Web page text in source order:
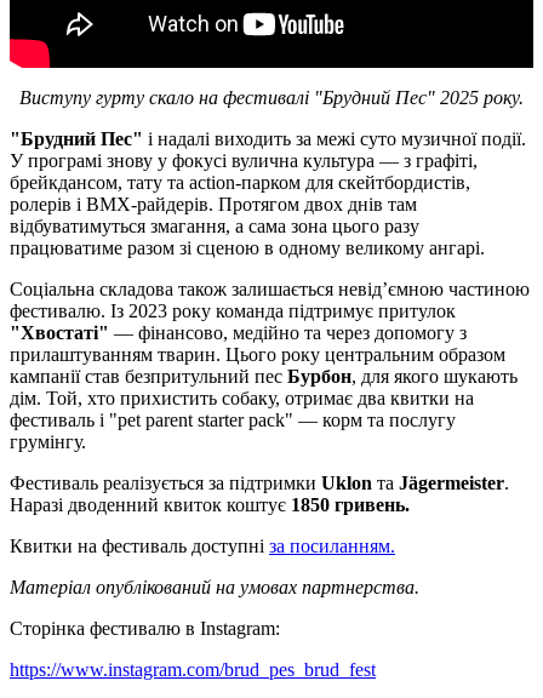
Виступу гурту скало на фестивалі "Брудний Пес" 2025 року.
"Брудний Пес" і надалі виходить за межі суто музичної події.
У програмі знову у фокусі вулична культура — з графіті,
брейкдансом, тату та action-парком для скейтбордистів,
ролерів і BMX-райдерів. Протягом двох днів там
відбуватимуться змагання, а сама зона цього разу
працюватиме разом зі сценою в одному великому ангарі.
Соціальна складова також залишається невідʼємною частиною
фестивалю. Із 2023 року команда підтримує притулок
"Хвостаті" — фінансово, медійно та через допомогу з
прилаштуванням тварин. Цього року центральним образом
кампанії став безпритульний пес Бурбон, для якого шукають
дім. Той, хто прихистить собаку, отримає два квитки на
фестиваль і "pet parent starter pack" — корм та послугу
грумінгу.
Фестиваль реалізується за підтримки Uklon та Jägermeister.
Наразі дводенний квиток коштує 1850 гривень.
Квитки на фестиваль доступні за посиланням.
Матеріал опублікований на умовах партнерства.
Сторінка фестивалю в Instagram:
https://www.instagram.com/brud_pes_brud_fest